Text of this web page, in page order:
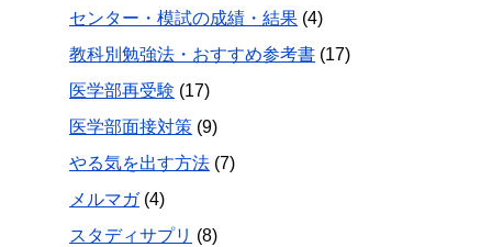
センター・模試の成績・結果 (4)
教科別勉強法・おすすめ参考書 (17)
医学部再受験 (17)
医学部面接対策 (9)
やる気を出す方法 (7)
メルマガ(4)
スタディサプリ (8)